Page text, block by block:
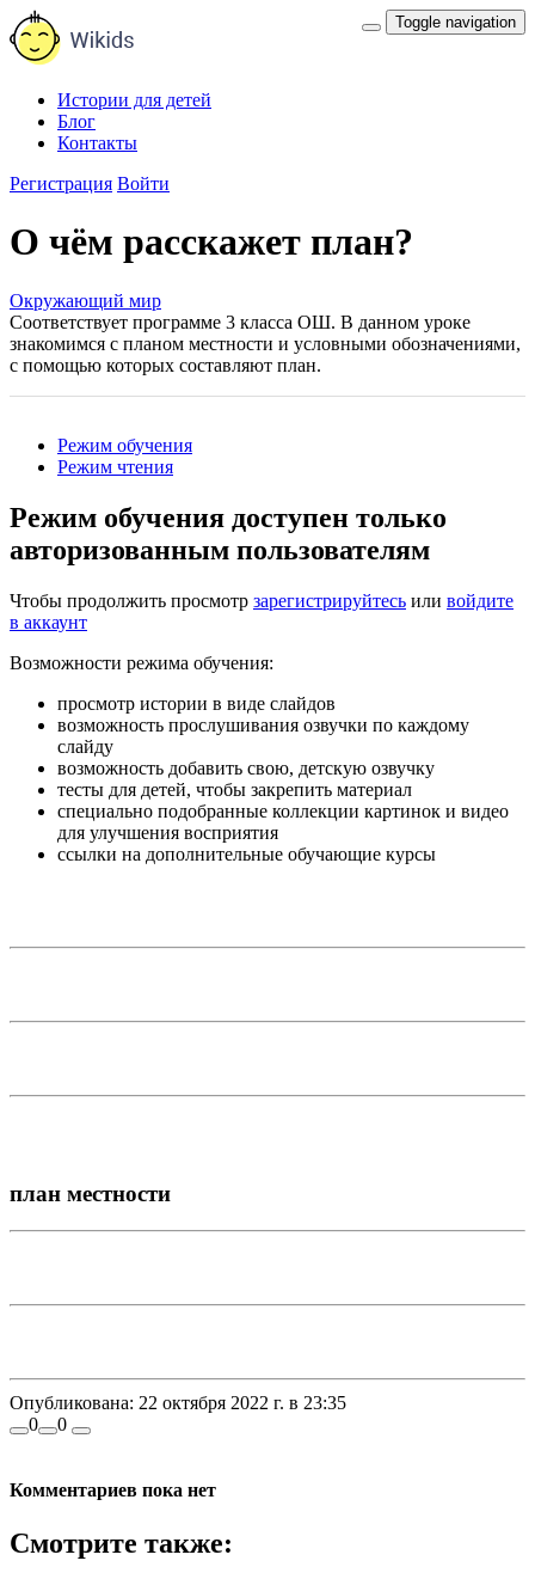
Toggle navigation
Истории для детей
Блог
Контакты
Регистрация Войти
О чём расскажет план?
Окружающий мир
Соответствует программе 3 класса ОШ. В данном уроке
знакомимся с планом местности и условными обозначениями,
с помощью которых составляют план.
Режим обучения
Режим чтения
Режим обучения доступен только
авторизованным пользователям
Чтобы продолжить просмотр зарегистрируйтесь или войдите
в аккаунт
Возможности режима обучения:
просмотр истории в виде слайдов
возможность прослушивания озвучки по каждому
слайду
возможность добавить свою, детскую озвучку
тесты для детей, чтобы закрепить материал
специально подобранные коллекции картинок и видео
для улучшения восприятия
ссылки на дополнительные обучающие курсы
план местности
Опубликована: 22 октября 2022 г. в 23:35
0
0
Комментариев пока нет
Смотрите также: